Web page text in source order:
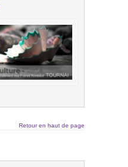
Retour en haut de page